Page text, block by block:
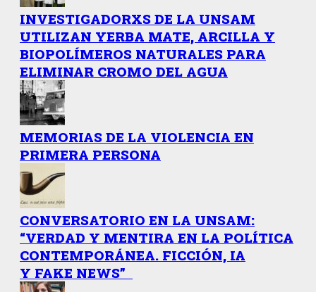
INVESTIGADORXS DE LA UNSAM
UTILIZAN YERBA MATE, ARCILLA Y
BIOPOLÍMEROS NATURALES PARA
ELIMINAR CROMO DEL AGUA
MEMORIAS DE LA VIOLENCIA EN
PRIMERA PERSONA
CONVERSATORIO EN LA UNSAM:
“VERDAD Y MENTIRA EN LA POLÍTICA
CONTEMPORÁNEA. FICCIÓN, IA
Y FAKE NEWS”